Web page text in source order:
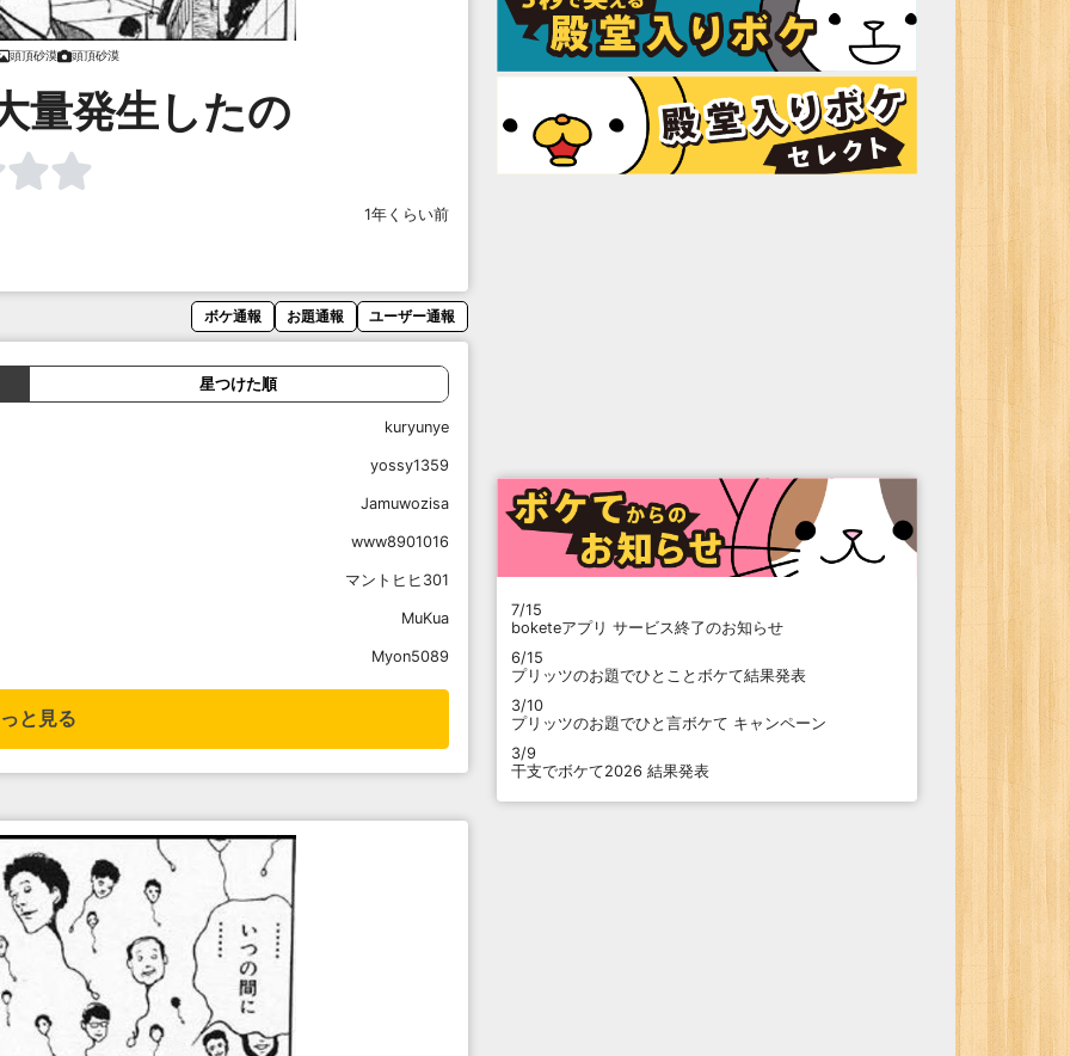
頭頂砂漠 頭頂砂漠
量発生したの
1年くらい前
ボケ通報 お題通報 ユーザー通報
星つけた順
kuryunye
yossy1359
Jamuwozisa
www8901016
マントヒヒ301
MuKua
Myon5089
と見る
7/15
boketeアプリ サービス終了のお知らせ
6/15
プリッツのお題でひとことボケて結果発表
3/10
プリッツのお題でひと言ボケて キャンペーン
3/9
干支でボケて2026 結果発表